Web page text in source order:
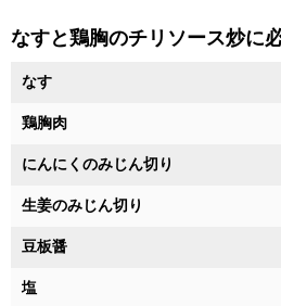
なすと鶏胸のチリソース炒に
なす
鶏胸肉
にんにくのみじん切り
生姜のみじん切り
豆板醤
塩